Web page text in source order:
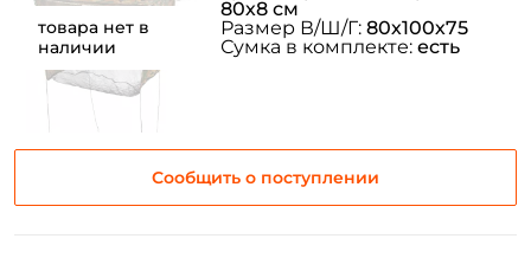
товара нет в
наличии
Сообщить о поступлении
80х8 см
Размер В/Ш/Г: 80х100х75
Сумка в комплекте: есть
ФИО: *